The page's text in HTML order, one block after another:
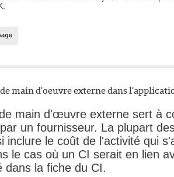
main d'oeuvre externe dans
main d'œuvre externe sert à
un fournisseur. La plupart
inclure le coût de l'activité qui
le cas où un CI serait en lien
dans la fiche du CI.